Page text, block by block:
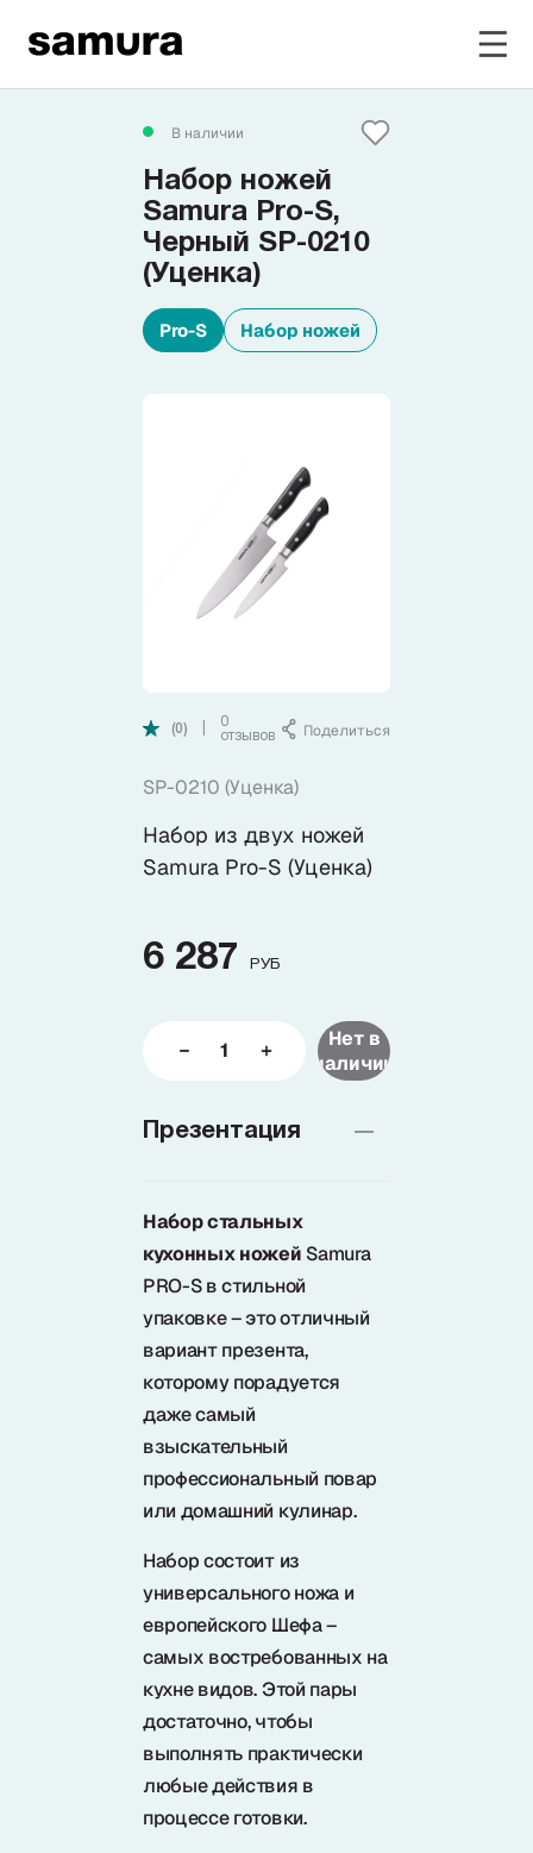
Избранное
Войти в личный кабинет
Смотреть весь каталог
Популярные подборки
Спецпредложения и уценка
+7 (985) 682 65 26
Интернет-магазин (пн-пт 9-18)
Интернет-магазин
Problem@samura.ru
По вопросам качества
Samura в соцсетях
В наличии
Набор ножей
Samura Pro-S,
Черный SP-0210
(Уценка)
Pro-S Набор ножей
(0)
0
отзывов
Поделиться
SP-0210 (Уценка)
Набор из двух ножей
Samura Pro-S (Уценка)
6 287 РУБ
Нет в
наличии
Презентация
Набор стальных
кухонных ножей Samura
PRO-S в стильной
упаковке – это отличный
вариант презента,
которому порадуется
даже самый
взыскательный
профессиональный повар
или домашний кулинар.
Набор состоит из
универсального ножа и
европейского Шефа –
самых востребованных на
кухне видов. Этой пары
достаточно, чтобы
выполнять практически
любые действия в
процессе готовки.